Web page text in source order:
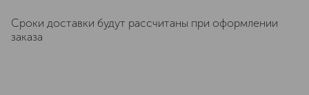
Сроки доставки будут рассчитаны при оформлении
заказа